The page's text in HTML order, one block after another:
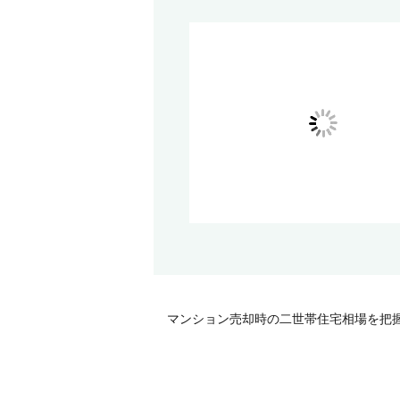
マンション売却時の二世帯住宅相場を把